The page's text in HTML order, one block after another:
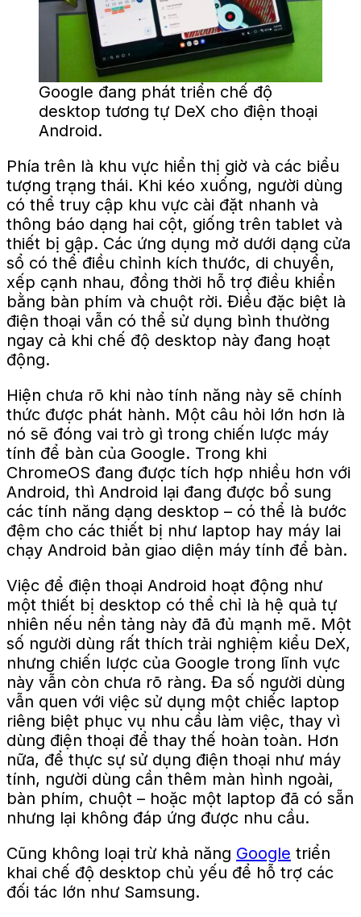
Google đang phát triển chế độ
desktop tương tự DeX cho điện thoại
Android.
Phía trên là khu vực hiển thị giờ và các biểu
tượng trạng thái. Khi kéo xuống, người dùng
có thể truy cập khu vực cài đặt nhanh và
thông báo dạng hai cột, giống trên tablet và
thiết bị gập. Các ứng dụng mở dưới dạng cửa
sổ có thể điều chỉnh kích thước, di chuyển,
xếp cạnh nhau, đồng thời hỗ trợ điều khiển
bằng bàn phím và chuột rời. Điều đặc biệt là
điện thoại vẫn có thể sử dụng bình thường
ngay cả khi chế độ desktop này đang hoạt
động.
Hiện chưa rõ khi nào tính năng này sẽ chính
thức được phát hành. Một câu hỏi lớn hơn là
nó sẽ đóng vai trò gì trong chiến lược máy
tính để bàn của Google. Trong khi
ChromeOS đang được tích hợp nhiều hơn với
Android, thì Android lại đang được bổ sung
các tính năng dạng desktop – có thể là bước
đệm cho các thiết bị như laptop hay máy lai
chạy Android bản giao diện máy tính để bàn.
Việc để điện thoại Android hoạt động như
một thiết bị desktop có thể chỉ là hệ quả tự
nhiên nếu nền tảng này đã đủ mạnh mẽ. Một
số người dùng rất thích trải nghiệm kiểu DeX,
nhưng chiến lược của Google trong lĩnh vực
này vẫn còn chưa rõ ràng. Đa số người dùng
vẫn quen với việc sử dụng một chiếc laptop
riêng biệt phục vụ nhu cầu làm việc, thay vì
dùng điện thoại để thay thế hoàn toàn. Hơn
nữa, để thực sự sử dụng điện thoại như máy
tính, người dùng cần thêm màn hình ngoài,
bàn phím, chuột – hoặc một laptop đã có sẵn
nhưng lại không đáp ứng được nhu cầu.
Cũng không loại trừ khả năng Google triển
khai chế độ desktop chủ yếu để hỗ trợ các
đối tác lớn như Samsung.